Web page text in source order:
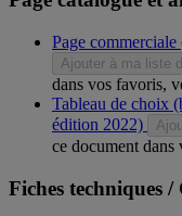
Page
Ajouter à ma liste
dans vos favoris,
Tableau de choix
édition 2022)
ce document
Fiches techniques /